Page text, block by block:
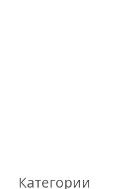
Категории